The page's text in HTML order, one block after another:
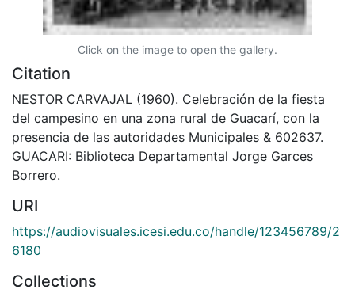
Click on the image to open the gallery.
Citation
NESTOR CARVAJAL (1960). Celebración de la fiesta
del campesino en una zona rural de Guacarí, con la
presencia de las autoridades Municipales & 602637.
GUACARI: Biblioteca Departamental Jorge Garces
Borrero.
URI
https://audiovisuales.icesi.edu.co/handle/123456789/2
6180
Collections